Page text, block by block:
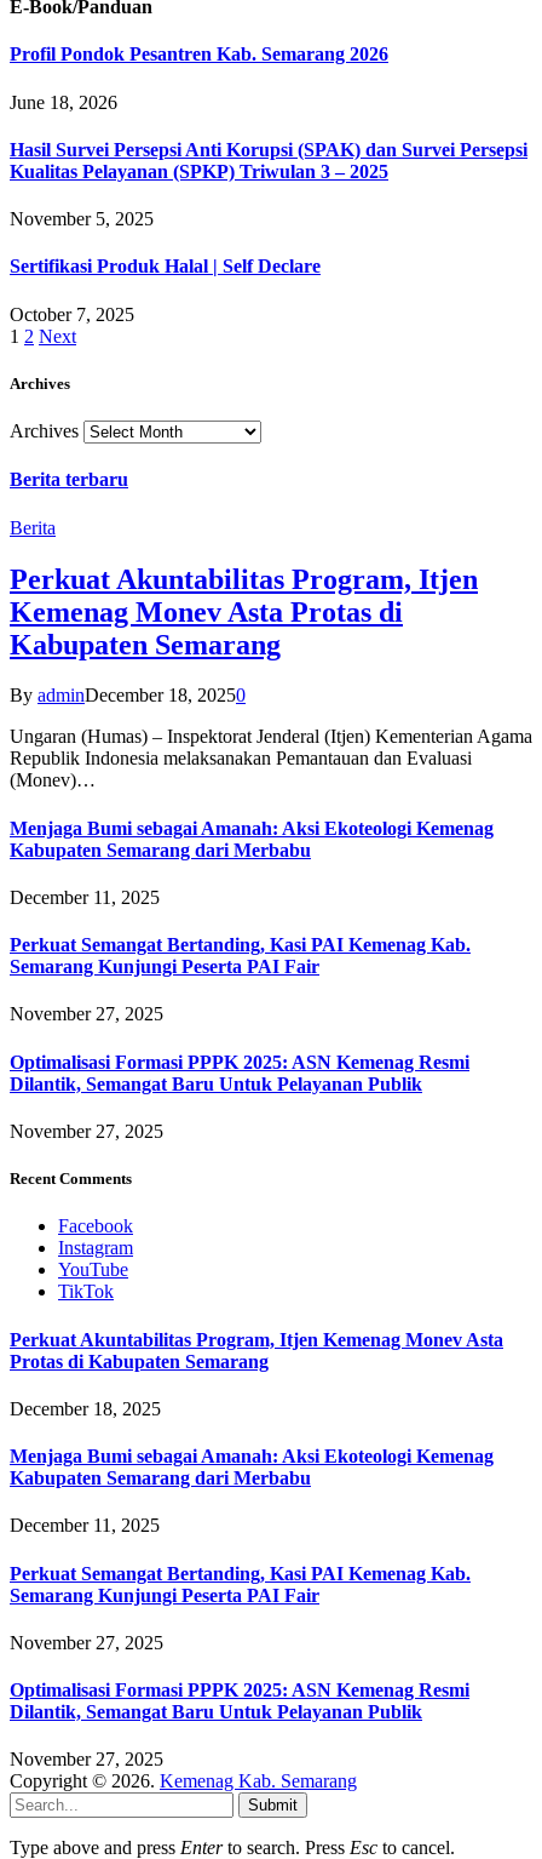
E-Book/Panduan
Profil Pondok Pesantren Kab. Semarang 2026
June 18, 2026
Hasil Survei Persepsi Anti Korupsi (SPAK) dan Survei Persepsi
Kualitas Pelayanan (SPKP) Triwulan 3 – 2025
November 5, 2025
Sertifikasi Produk Halal | Self Declare
October 7, 2025
1 2 Next
Archives
Archives
Berita terbaru
Berita
Perkuat Akuntabilitas Program, Itjen
Kemenag Monev Asta Protas di
Kabupaten Semarang
By adminDecember 18, 20250
Ungaran (Humas) – Inspektorat Jenderal (Itjen) Kementerian Agama
Republik Indonesia melaksanakan Pemantauan dan Evaluasi
(Monev)…
Menjaga Bumi sebagai Amanah: Aksi Ekoteologi Kemenag
Kabupaten Semarang dari Merbabu
December 11, 2025
Perkuat Semangat Bertanding, Kasi PAI Kemenag Kab.
Semarang Kunjungi Peserta PAI Fair
November 27, 2025
Optimalisasi Formasi PPPK 2025: ASN Kemenag Resmi
Dilantik, Semangat Baru Untuk Pelayanan Publik
November 27, 2025
Recent Comments
Facebook
Instagram
YouTube
TikTok
Perkuat Akuntabilitas Program, Itjen Kemenag Monev Asta
Protas di Kabupaten Semarang
December 18, 2025
Menjaga Bumi sebagai Amanah: Aksi Ekoteologi Kemenag
Kabupaten Semarang dari Merbabu
December 11, 2025
Perkuat Semangat Bertanding, Kasi PAI Kemenag Kab.
Semarang Kunjungi Peserta PAI Fair
November 27, 2025
Optimalisasi Formasi PPPK 2025: ASN Kemenag Resmi
Dilantik, Semangat Baru Untuk Pelayanan Publik
November 27, 2025
Copyright © 2026. Kemenag Kab. Semarang
Submit
Type above and press Enterto search. Press Esc to cancel.